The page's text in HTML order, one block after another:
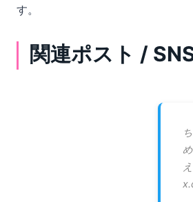
す。
関連ポスト /